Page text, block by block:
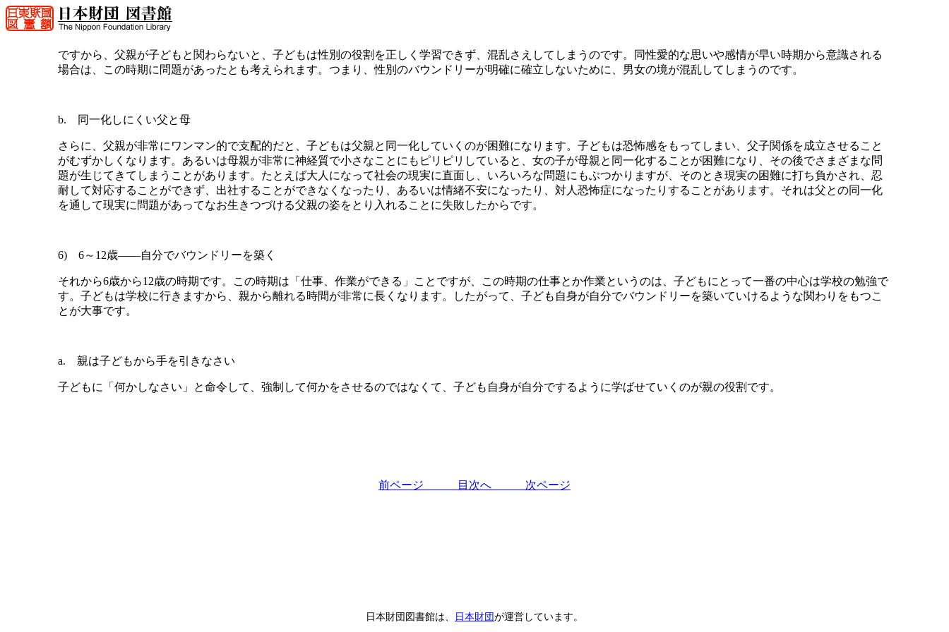
ですから、父親が子どもと関わらないと、子どもは性別の役割を正しく学習できず、混乱さえしてしまうのです。同性愛的な思いや感情が早い時期から意識される
場合は、この時期に問題があったとも考えられます。つまり、性別のバウンドリーが明確に確立しないために、男女の境が混乱してしまうのです。
b. 同一化しにくい父と母
さらに、父親が非常にワンマン的で支配的だと、子どもは父親と同一化していくのが困難になります。子どもは恐怖感をもってしまい、父子関係を成立させること
がむずかしくなります。あるいは母親が非常に神経質で小さなことにもピリピリしていると、女の子が母親と同一化することが困難になり、その後でさまざまな問
題が生じてきてしまうことがあります。たとえば大人になって社会の現実に直面し、いろいろな問題にもぶつかりますが、そのとき現実の困難に打ち負かされ、忍
耐して対応することができず、出社することができなくなったり、あるいは情緒不安になったり、対人恐怖症になったりすることがあります。それは父との同一化
を通して現実に問題があってなお生きつづける父親の姿をとり入れることに失敗したからです。
6) 6～12歳――自分でバウンドリーを築く
それから6歳から12歳の時期です。この時期は「仕事、作業ができる」ことですが、この時期の仕事とか作業というのは、子どもにとって一番の中心は学校の勉強で
す。子どもは学校に行きますから、親から離れる時間が非常に長くなります。したがって、子ども自身が自分でバウンドリーを築いていけるような関わりをもつこ
とが大事です。
a. 親は子どもから手を引きなさい
子どもに「何かしなさい」と命令して、強制して何かをさせるのではなくて、子ども自身が自分でするように学ばせていくのが親の役割です。
前ページ 目次へ 次ページ
日本財団図書館は、 日本財団が運営しています。